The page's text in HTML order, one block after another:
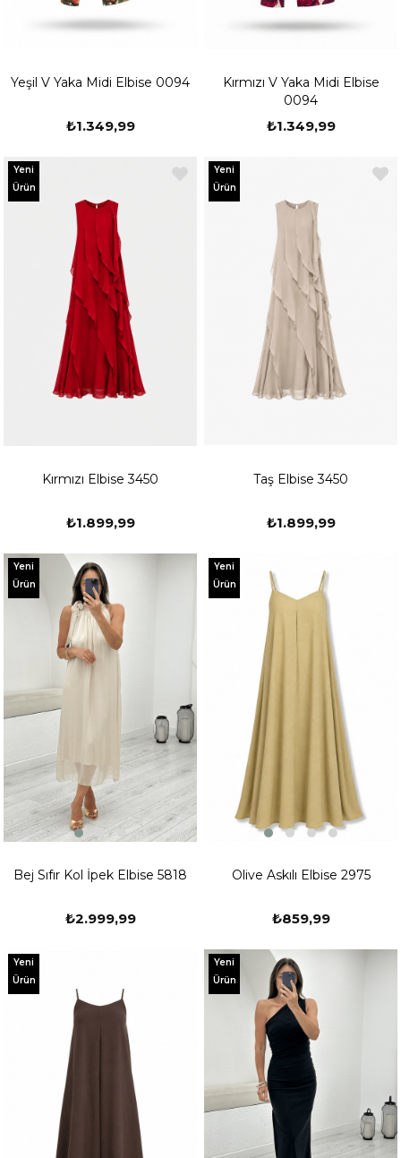
Yeşil V Yaka Midi Elbise 0094
₺1.349,99
Kırmızı V Yaka Midi Elbise
0094
₺1.349,99
Kırmızı Elbise 3450
₺1.899,99
Yeni
Ürün
Taş Elbise 3450
₺1.899,99
Yeni
Ürün
Bej Sıfır Kol İpek Elbise 5818
₺2.999,99
Yeni
Ürün
Olive Askılı Elbise 2975
₺859,99
Yeni
Ürün
Yeni
Ürün
Yeni
Ürün